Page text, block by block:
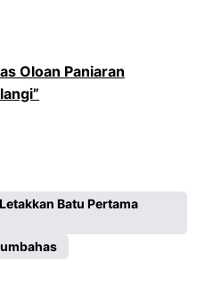
Oloan Paniaran
Batu Pertama